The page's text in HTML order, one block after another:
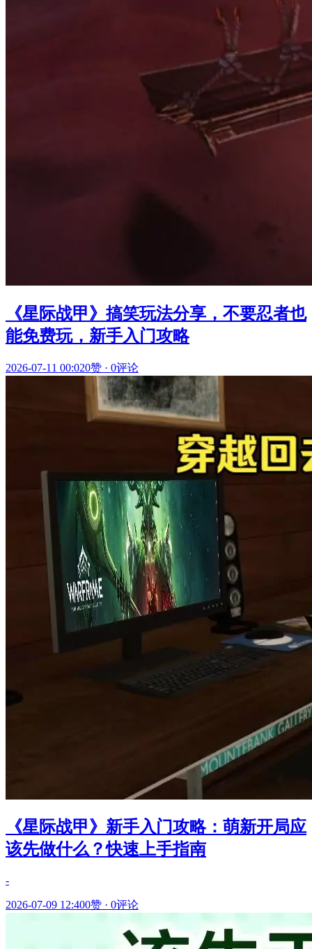
《星际战甲》搞笑玩法分享，不要忍者也
能免费玩，新手入门攻略
2026-07-11 00:020赞 · 0评论
《星际战甲》新手入门攻略：萌新开局应
该先做什么？快速上手指南
-
2026-07-09 12:400赞 · 0评论